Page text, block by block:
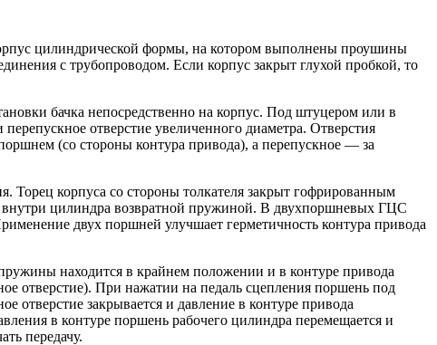
цилиндрической формы, на котором выполнены проушины
с трубопроводом. Если корпус закрыт глухой пробкой, то
бачка непосредственно на корпус. Под штуцером или в
отверстие увеличенного диаметра. Отверстия
(со стороны контура привода), а перепускное — за
Торец корпуса со стороны толкателя закрыт гофрированным
цилиндра возвратной пружиной. В двухпоршневых ГЦС
двух поршней улучшает герметичность контура привода
находится в крайнем положении и в контуре привода
отверстие). При нажатии на педаль сцепления поршень под
отверстие закрывается и давление в контуре привода
в контуре поршень рабочего цилиндра перемещается и
передачу.